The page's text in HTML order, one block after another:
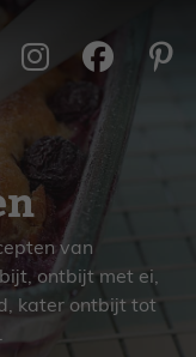
van
ontbijt met ei,
kater ontbijt tot